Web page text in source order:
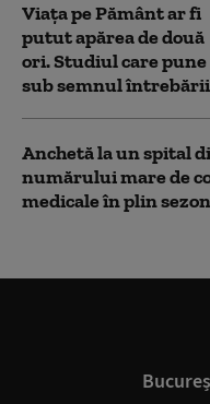
Viața pe Pământ ar fi
putut apărea de două
ori. Studiul care pune
sub semnul
Anchetă la un spital
numărului mare de
medicale în plin